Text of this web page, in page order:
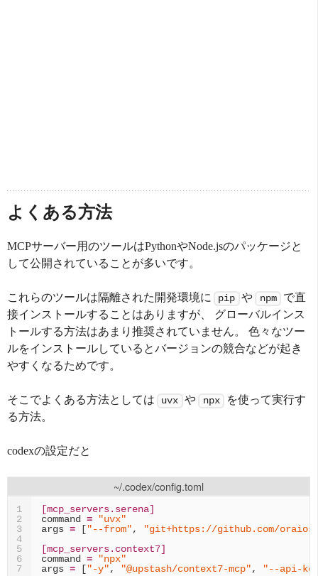
よくある方法
MCPサーバー用のツールはPythonやNode.jsのパッケージと
して公開されていることが多いです。
これらのツールは隔離された開発環境に pip や npm
で直
接インストールすることはありますが、 グローバルインス
トールする方法はあまり推奨されていません。 色々なツー
ルをインストールしているとバージョンの競合などが起き
やすくなるためです。
そこでよくある方法としては uvx や npx
を使って実行す
る方法。
codexの設定だと
~/.codex/config.toml
1
2
3
4
5
6
7
[mcp_servers.serena]
command
=
"uvx"
args = ["--from",
"git+https://github.com/oraios/
[mcp_servers.context7]
command
=
"npx"
args = ["-y", "@upstash/context7-mcp", "--api-